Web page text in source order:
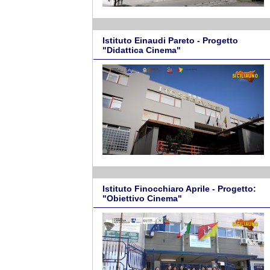
Istituto Einaudi Pareto - Progetto
"Didattica Cinema"
Istituto Finocchiaro Aprile - Progetto:
"Obiettivo Cinema"